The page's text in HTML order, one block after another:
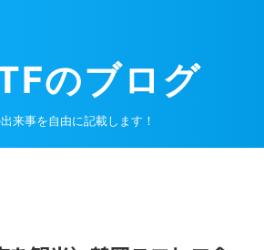
のブログ
来事を自由に記載します！